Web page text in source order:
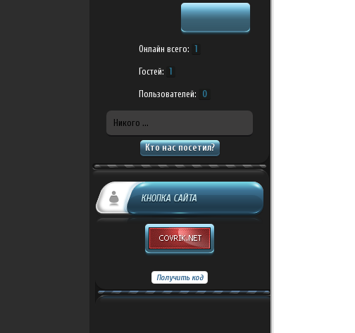
Онлайн всего: 1
Гостей: 1
Пользователей: 0
Никого ...
Кто нас посетил?
КНОПКА САЙТА